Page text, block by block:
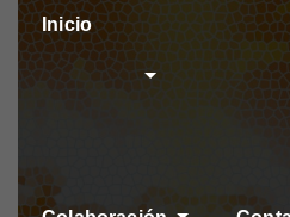
Inicio ÚLTIMAS